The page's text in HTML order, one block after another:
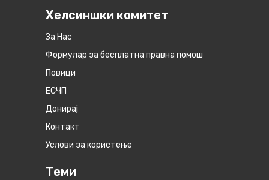
Хелсиншки комитет
За Нас
Формулар за бесплатна правна помош
Повици
ЕСЧП
Донирај
Контакт
Услови за користење
Теми